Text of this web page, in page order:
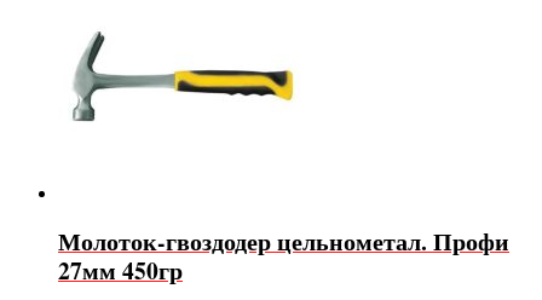
Молоток-гвоздодер цельнометал. Профи
27мм 450гр